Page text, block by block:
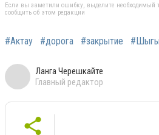
Если вы заметили ошибку, выделите необходимый
сообщить об этом редакции
#Актау #дорога #закрытие
Ланга Черешкайте
Главный редактор